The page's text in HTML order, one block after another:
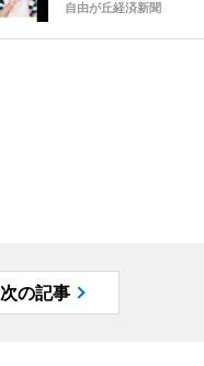
自由が丘経済新聞
次の記事